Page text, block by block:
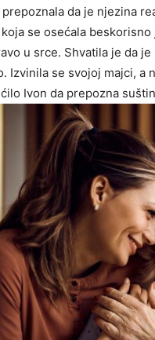
da je njezina
koja se osećala
u srce. Shvatila je da
Izvinila se svojoj majci, a
Ivon da prepozna